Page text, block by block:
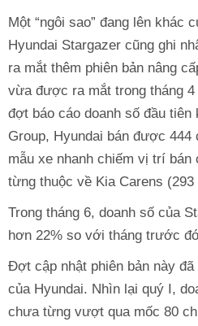
Một “ngôi sao” đang lên khác
Hyundai Stargazer cũng ghi
ra mắt thêm phiên bản nâng
vừa được ra mắt trong tháng 4
đợt báo cáo doanh số đầu tiên
Group, Hyundai bán được 444
mẫu xe nhanh chiếm vị trí
từng thuộc về Kia Carens (293
Trong tháng 6, doanh số của
hơn 22% so với tháng trước
Đợt cập nhật phiên bản này
của Hyundai. Nhìn lại quý I,
chưa từng vượt qua mốc 80